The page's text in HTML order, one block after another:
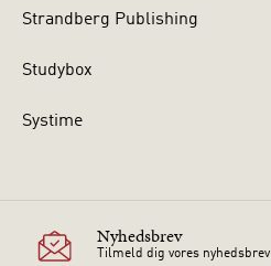
Strandberg Publishing
Studybox
Systime
Nyhedsbrev
Tilmeld dig vores nyhedsbrev